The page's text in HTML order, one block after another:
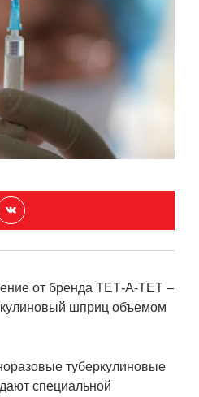
от бренда ТЕТ-А-ТЕТ –
шприц объемом
туберкулиновые
специальной